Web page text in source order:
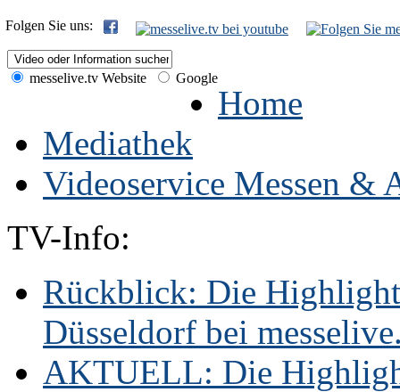
Folgen Sie uns:
messelive.tv Website Google
Home
Mediathek
Videoservice Messen &
TV-Info:
Rückblick: Die
Düsseldorf bei
AKTUELL: Die